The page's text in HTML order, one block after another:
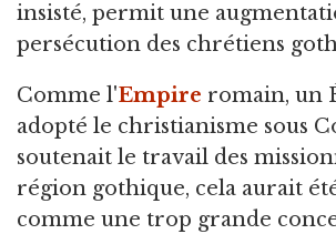
insisté, permit une
persécution des chrétiens
Comme l'Empire romain, un
adopté le christianisme sous
soutenait le travail des
région gothique, cela aurait
comme une trop grande